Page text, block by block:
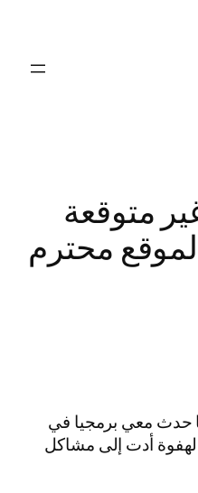
متوقعة
محترم
حدث معي برمجيا في
أدت إلى مشاكل